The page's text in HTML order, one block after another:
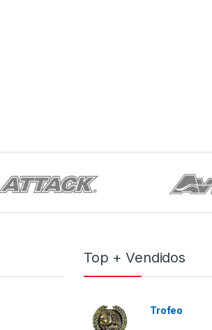
Top + Vendidos
Trofeo